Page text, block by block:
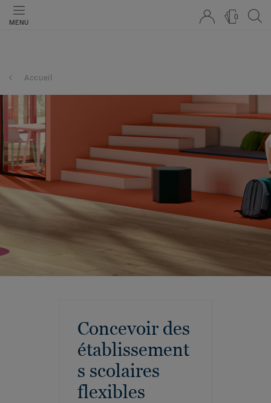
MENU
0
Accueil
Concevoir des
établissement
s scolaires
flexibles